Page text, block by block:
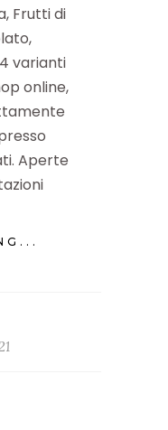
Frutti di
varianti
online,
Aperte